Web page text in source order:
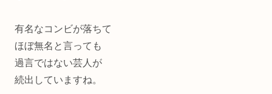
有名なコンビが落ちて
ほぼ無名と言っても
過言ではない芸人が
続出していますね。